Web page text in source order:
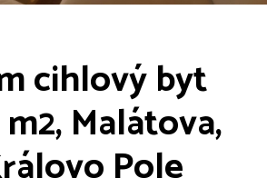
cihlový byt
Malátova,
Pole